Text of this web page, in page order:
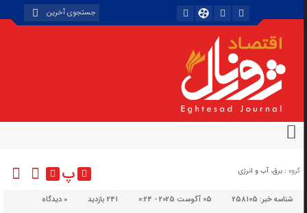
گروه : برق، آب و انرژی پ
شناسه خبر:258105 05 آگوست 2025 - 0:24 241 بازدید دیدگاه